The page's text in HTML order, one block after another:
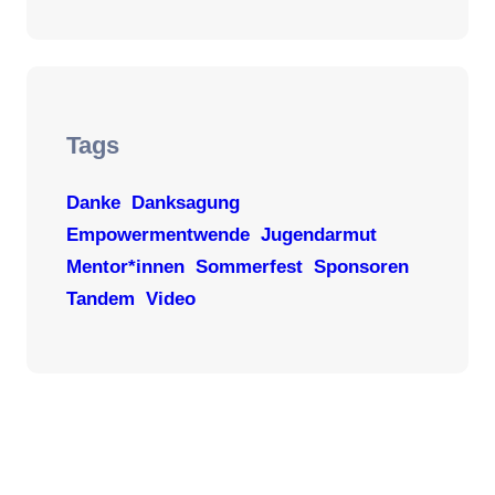
Tags
Danke Danksagung
Empowermentwende Jugendarmut
Mentor*innen Sommerfest Sponsoren
Tandem Video